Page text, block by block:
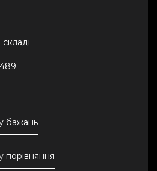
бажань
порівняння